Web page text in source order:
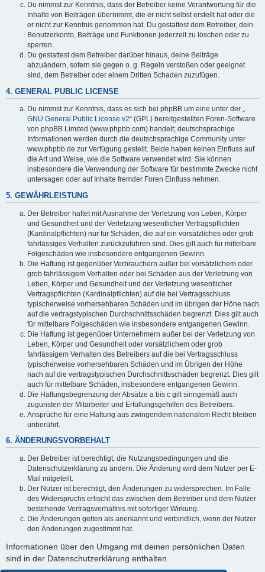
Du nimmst zur Kenntnis, dass der Betreiber keine Verantwortung für die
Inhalte von Beiträgen übernimmt, die er nicht selbst erstellt hat oder die
er nicht zur Kenntnis genommen hat. Du gestattest dem Betreiber, dein
Benutzerkonto, Beiträge und Funktionen jederzeit zu löschen oder zu
sperren.
Du gestattest dem Betreiber darüber hinaus, deine Beiträge
abzuändern, sofern sie gegen o. g. Regeln verstoßen oder geeignet
sind, dem Betreiber oder einem Dritten Schaden zuzufügen.
4. GENERAL PUBLIC LICENSE
Du nimmst zur Kenntnis, dass es sich bei phpBB um eine unter der „
GNU General Public License v2“ (GPL) bereitgestellten Foren-Software
von phpBB Limited (www.phpbb.com) handelt; deutschsprachige
Informationen werden durch die deutschsprachige Community unter
www.phpbb.de zur Verfügung gestellt. Beide haben keinen Einfluss auf
die Art und Weise, wie die Software verwendet wird. Sie können
insbesondere die Verwendung der Software für bestimmte Zwecke nicht
untersagen oder auf Inhalte fremder Foren Einfluss nehmen.
5. GEWÄHRLEISTUNG
Der Betreiber haftet mit Ausnahme der Verletzung von Leben, Körper
und Gesundheit und der Verletzung wesentlicher Vertragspflichten
(Kardinalpflichten) nur für Schäden, die auf ein vorsätzliches oder grob
fahrlässiges Verhalten zurückzuführen sind. Dies gilt auch für mittelbare
Folgeschäden wie insbesondere entgangenen Gewinn.
Die Haftung ist gegenüber Verbrauchern außer bei vorsätzlichem oder
grob fahrlässigem Verhalten oder bei Schäden aus der Verletzung von
Leben, Körper und Gesundheit und der Verletzung wesentlicher
Vertragspflichten (Kardinalpflichten) auf die bei Vertragsschluss
typischerweise vorhersehbaren Schäden und im übrigen der Höhe nach
auf die vertragstypischen Durchschnittsschäden begrenzt. Dies gilt auch
für mittelbare Folgeschäden wie insbesondere entgangenen Gewinn.
Die Haftung ist gegenüber Unternehmern außer bei der Verletzung von
Leben, Körper und Gesundheit oder vorsätzlichem oder grob
fahrlässigem Verhalten des Betreibers auf die bei Vertragsschluss
typischerweise vorhersehbaren Schäden und im Übrigen der Höhe
nach auf die vertragstypischen Durchschnittsschäden begrenzt. Dies gilt
auch für mittelbare Schäden, insbesondere entgangenen Gewinn.
Die Haftungsbegrenzung der Absätze a bis c gilt sinngemäß auch
zugunsten der Mitarbeiter und Erfüllungsgehilfen des Betreibers.
Ansprüche für eine Haftung aus zwingendem nationalem Recht bleiben
unberührt.
6. ÄNDERUNGSVORBEHALT
Der Betreiber ist berechtigt, die Nutzungsbedingungen und die
Datenschutzerklärung zu ändern. Die Änderung wird dem Nutzer per E-
Mail mitgeteilt.
Der Nutzer ist berechtigt, den Änderungen zu widersprechen. Im Falle
des Widerspruchs erlischt das zwischen dem Betreiber und dem Nutzer
bestehende Vertragsverhältnis mit sofortiger Wirkung.
Die Änderungen gelten als anerkannt und verbindlich, wenn der Nutzer
den Änderungen zugestimmt hat.
Informationen über den Umgang mit deinen persönlichen Daten
sind in der Datenschutzerklärung enthalten.